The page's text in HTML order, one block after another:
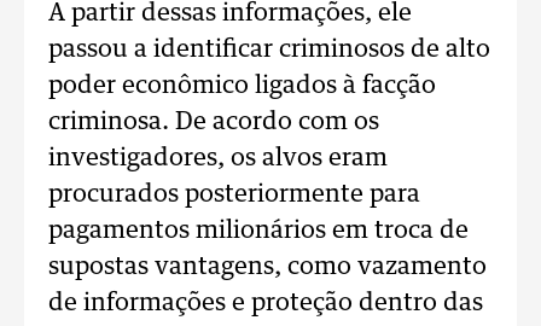
A partir dessas informações, ele
passou a identificar criminosos de alto
poder econômico ligados à facção
criminosa. De acordo com os
investigadores, os alvos eram
procurados posteriormente para
pagamentos milionários em troca de
supostas vantagens, como vazamento
de informações e proteção dentro das